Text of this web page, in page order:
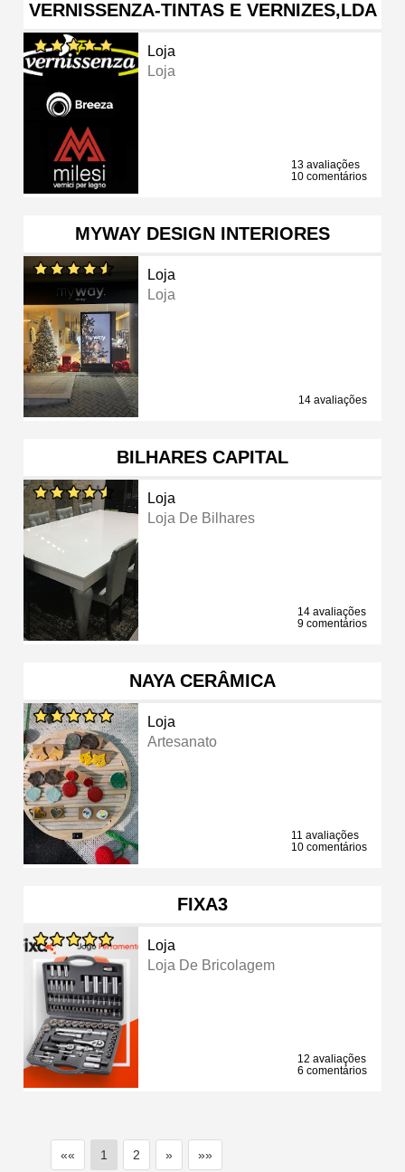
VERNISSENZA-TINTAS E VERNIZES,LDA
Loja
Loja
13 avaliações
10 comentários
MYWAY DESIGN INTERIORES
Loja
Loja
14 avaliações
BILHARES CAPITAL
Loja
Loja De Bilhares
14 avaliações
9 comentários
NAYA CERÂMICA
Loja
Artesanato
11 avaliações
10 comentários
FIXA3
Loja
Loja De Bricolagem
12 avaliações
6 comentários
«« 1 2 » »»